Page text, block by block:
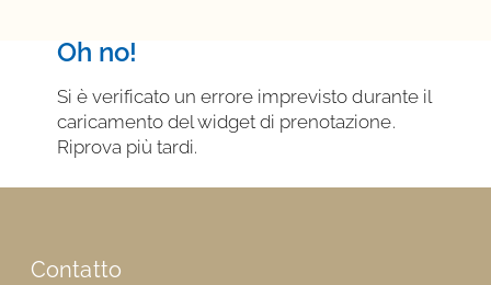
Oh no!
Si è verificato un errore imprevisto durante il
caricamento del widget di prenotazione.
Riprova più tardi.
Contatto